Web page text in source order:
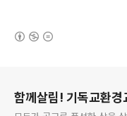
함께살림! 기독교환경